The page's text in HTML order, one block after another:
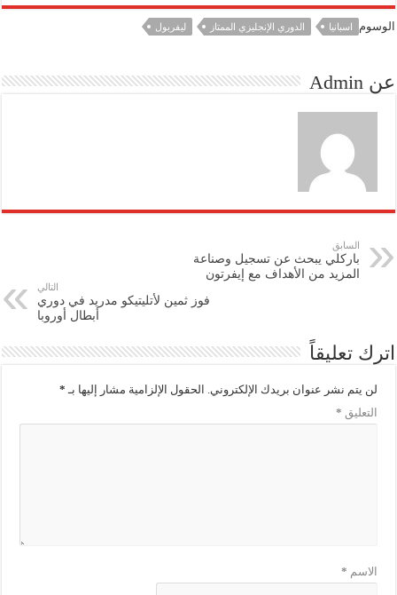
الوسوم اسبانيا الدوري الإنجليزي الممتاز ليفربول
عن Admin
السابق
باركلي يبحث عن تسجيل وصناعة
المزيد من الأهداف مع إيفرتون
التالي
فوز ثمين لأتليتيكو مدريد في دوري
أبطال أوروبا
اترك تعليقاً
لن يتم نشر عنوان بريدك الإلكتروني. الحقول الإلزامية مشار إليها بـ *
التعليق *
الاسم *